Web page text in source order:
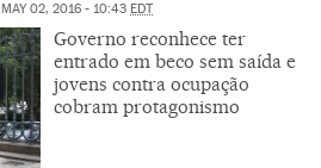
MAY 02, 2016 - 10:43 EDT
Governo reconhece ter
entrado em beco sem saída e
jovens contra ocupação
cobram protagonismo